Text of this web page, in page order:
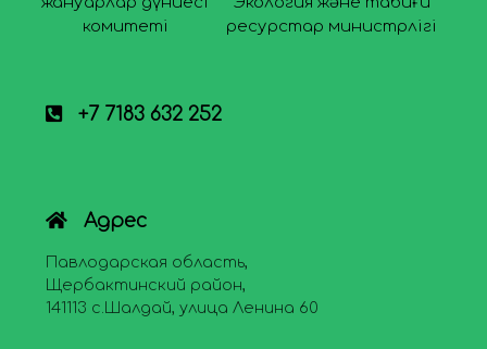
комитеті
ресурстар министрлігі
+7 7183 632 252
Адрес
Павлодарская область,
Щербактинский район,
141113 с.Шалдай, улица Ленина 60